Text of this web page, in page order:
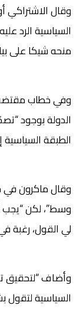
وقال الاشتراكي
السياسية الرد
منحه شيكا على
وفي خطاب مقتضب
الدولة بوجود
الطبقة
وقال ماكرون في
وسط”، لكن “يجب
لي القول، رغبة
وأضاف “لتحقيق
السياسية